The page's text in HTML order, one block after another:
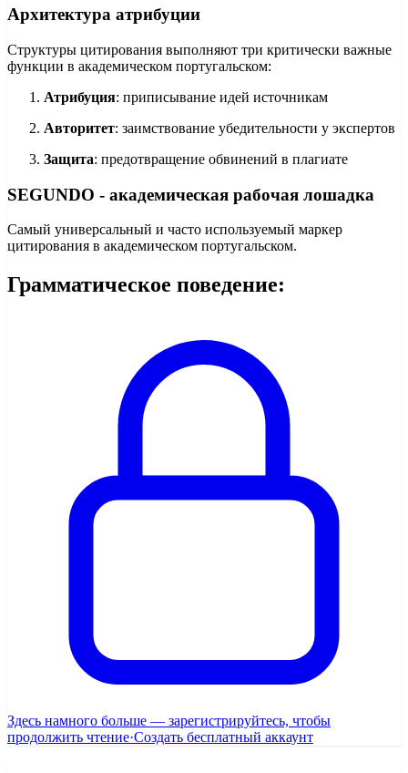
Архитектура атрибуции
Структуры цитирования выполняют три критически важные
функции в академическом португальском:
Атрибуция: приписывание идей источникам
Авторитет: заимствование убедительности у экспертов
Защита: предотвращение обвинений в плагиате
SEGUNDO - академическая рабочая лошадка
Самый универсальный и часто используемый маркер
цитирования в академическом португальском.
Грамматическое поведение:
Здесь намного больше — зарегистрируйтесь, чтобы
продолжить чтение·Создать бесплатный аккаунт